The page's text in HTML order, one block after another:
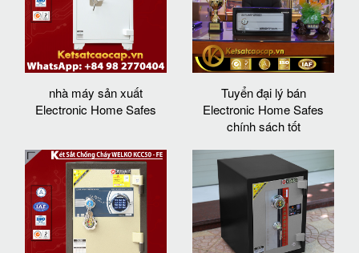
nhà máy sản xuất
Electronic Home Safes
Tuyển đại lý bán
Electronic Home Safes
chính sách tốt